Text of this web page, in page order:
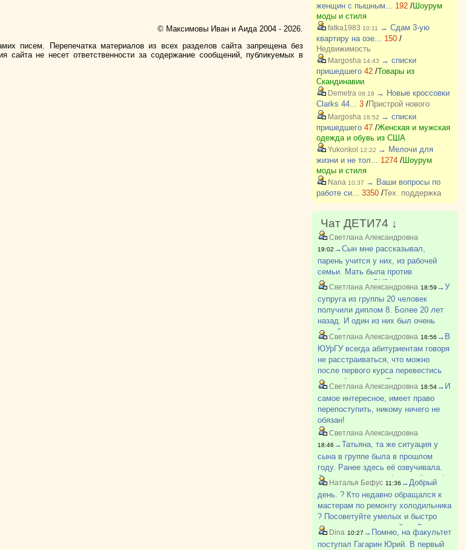
© Максимовы Иван и Аида 2004 - 2026.
писем. Перепечатка материалов из всех разделов сайта запрещена без
не несет ответственности за содержание сообщений, публикуемых в
женщин с пышным... 192/Шоурум
моды и стиля
fatka1983 10:11
→ Сдам 3-ую
квартиру на озе... 150/
Недвижимость
Margosha 14:43 → списки
пришедшего 42/Товары из
Скандинавии
Demetra 08:19 → Новые кроссовки
Clarks 44... 3/Пристрой нового
Margosha 18:52 → списки
пришедшего 47/Женская и мужская
одежда и обувь из США
Yukonkol 12:22 → Мелочи для
жизни и не тол... 1274/Шоурум
моды и стиля
Nana 10:37 → Ваши вопросы по
работе си... 3350/Тех. поддержка
Чат ДЕТИ74 ↓
Светлана Александровна
19:02 →Сын мне рассказывал,
парень учится у них, из рабочей
семьи. Мать была против
поступления в ВУЗ(парень
поступил). Говорила ему после
школы идти работать на завод. Как-
то так.
Светлана Александровна 18:59 →У
супруга из группы 20 человек
получили диплом 8. Более 20 лет
назад. И один из них был очень
умный парень из деревни, не
хватало денег, приходилось
работать и много пропускать. Был
самым лучшим в группе. И так
бывает.
Светлана Александровна 18:56 →В
ЮУрГУ всегда абитуриентам говоря
не расстраиваться, что можно
после первого курса перевестись
на др. факультет. Смотрю по
вакантным местам в ЮУрГУ с
каждым курсом всё больше
свободных мест и больше!
Светлана Александровна 18:54→И
самое интересное, имеет право
перепоступить, никому ничего не
обязан!
Светлана Александровна
18:46 →Татьяна, та же ситуация у
сына в группе была в прошлом
году. Ранее здесь её озвучивала.
Студент с долгами (старший курс)
опять поступал для подстраховки и
не стал учится, тк долги успел
закрыть. Но у меня чего-то други?
Наталья Бефус 11:36 →Добрый
день. ? Кто недавно обращался к
мастерам по ремонту холодильника
? Посоветуйте умелых и быстро
приезжающих пожалуйста ?
Dina 10:27 →Помню, на факультет
поступал Гагарин Юрий. В первый